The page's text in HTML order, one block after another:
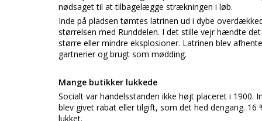
nødsaget til at tilbagelægge strækningen i løb.
Inde på pladsen tømtes latrinen ud i dybe
størrelsen med Runddelen. I det stille vejr hændte
større eller mindre eksplosioner. Latrinen blev
gartnerier og brugt som mødding.
Mange butikker lukkede
Socialt var handelsstanden ikke højt placeret i
blev givet rabat eller tilgift, som det hed dengang.
lukket.